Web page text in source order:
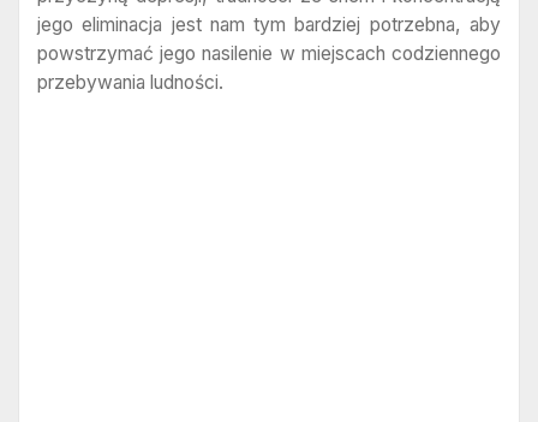
jego eliminacja jest nam tym bardziej potrzebna, aby
powstrzymać jego nasilenie w miejscach codziennego
przebywania ludności.